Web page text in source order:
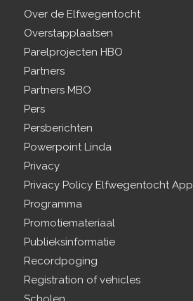
Over de Elfwegentocht
Overstapplaatsen
Parelprojecten HBO
Partners
Partners MBO
Pers
Persberichten
Powerpoint Linda
Privacy
Privacy Policy Elfwegentocht App
Programma
Promotiemateriaal
Publieksinformatie
Recordpoging
Registration of vehicles